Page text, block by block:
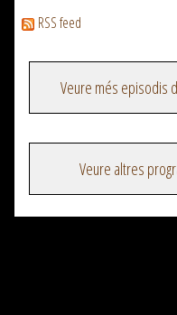
RSS feed
Veure més episodis
Veure altres